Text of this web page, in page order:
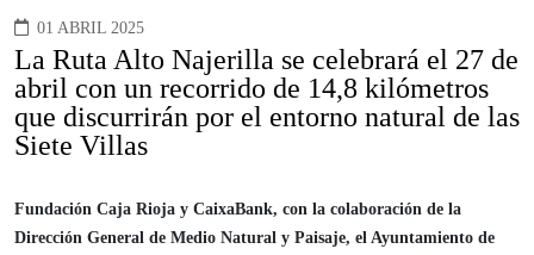
01 ABRIL 2025
La Ruta Alto Najerilla se celebrará el 27 de
abril con un recorrido de 14,8 kilómetros
que discurrirán por el entorno natural de las
Siete Villas
Fundación Caja Rioja y CaixaBank, con la colaboración de la
Dirección General de Medio Natural y Paisaje, el Ayuntamiento de